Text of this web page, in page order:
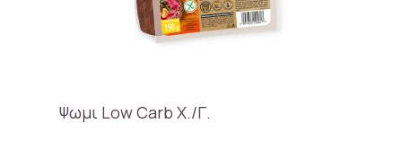
Ψωμι Low Carb Χ./Γ.